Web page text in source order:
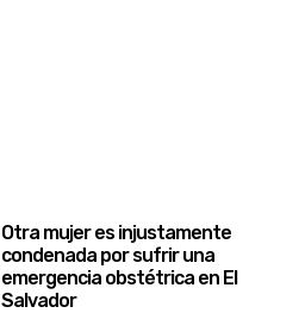
Otra mujer es injustamente
condenada por sufrir una
emergencia obstétrica en El
Salvador